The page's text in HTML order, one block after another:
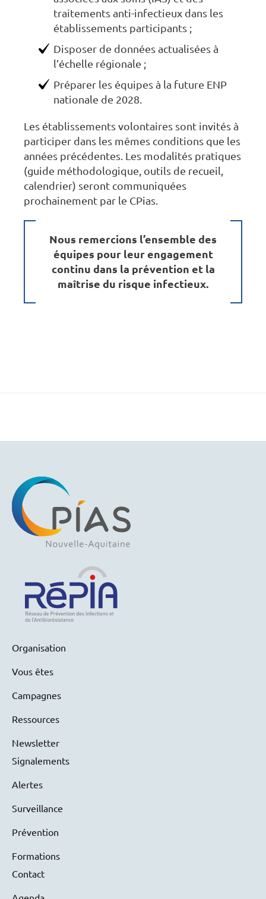
traitements anti-infectieux dans les
établissements participants ;
Disposer de données actualisées à
l’échelle régionale ;
Préparer les équipes à la future ENP
nationale de 2028.
Les établissements volontaires sont invités à
participer dans les mêmes conditions que les
années précédentes. Les modalités pratiques
(guide méthodologique, outils de recueil,
calendrier) seront communiquées
prochainement par le CPias.
Nous remercions l’ensemble des
équipes pour leur engagement
continu dans la prévention et la
maîtrise du risque infectieux.
Organisation
Vous êtes
Campagnes
Ressources
Newsletter
Signalements
Alertes
Surveillance
Prévention
Formations
Contact